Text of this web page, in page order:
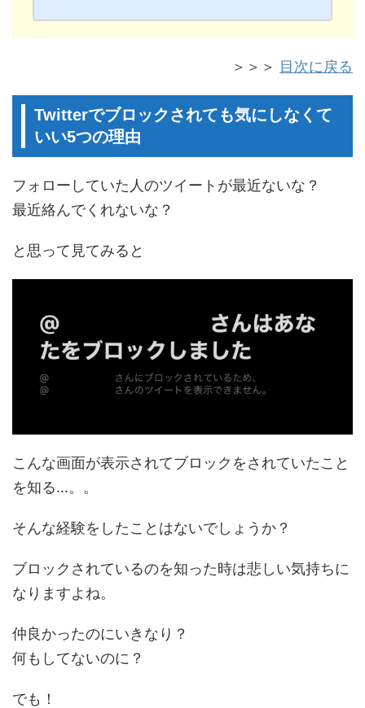
＞＞＞ 目次に戻る
Twitterでブロックされても気にしなくて
いい5つの理由
フォローしていた人のツイートが最近ないな？
最近絡んでくれないな？
と思って見てみると
こんな画面が表示されてブロックをされていたこと
を知る…。。
そんな経験をしたことはないでしょうか？
ブロックされているのを知った時は悲しい気持ちに
なりますよね。
仲良かったのにいきなり？
何もしてないのに？
でも！